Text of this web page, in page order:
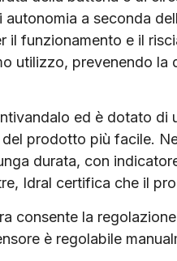
a seconda
il funzionamento e il
utilizzo, prevenendo la
ed è dotato di
prodotto più facile.
durata, con
Idral certifica che il
consente la
è regolabile